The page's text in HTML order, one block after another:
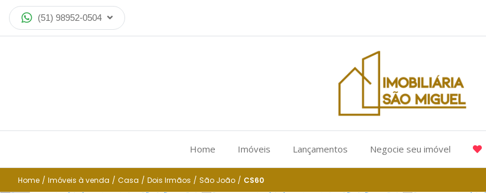
(51) 98952-0504
Home Imóveis Lançamentos Negocie seu imóvel
Home / Imóveis à venda / Casa / Dois Irmãos / São João / CS60